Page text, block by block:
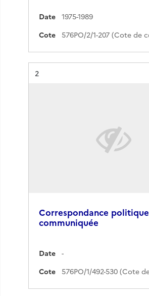
Date
1975-1989
Cote
Résultat n°
2
Correspondance politique
communiquée
Date
-
Cote